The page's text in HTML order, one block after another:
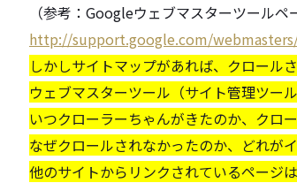
（参考：Googleウェブマスターツールペ
http://support.google.com/
しかしサイトマップがあれば、 クロール
ウェブマスターツール（サイト管理ツー
いつクローラーちゃんがきたのか、 クロ
なぜクロールされなかったのか、どれが
他のサイトからリンクされているページは